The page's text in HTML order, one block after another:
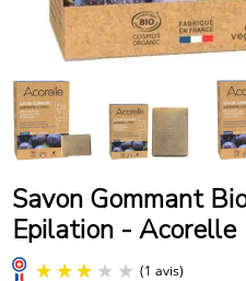
Savon Gommant
Epilation - Acorelle